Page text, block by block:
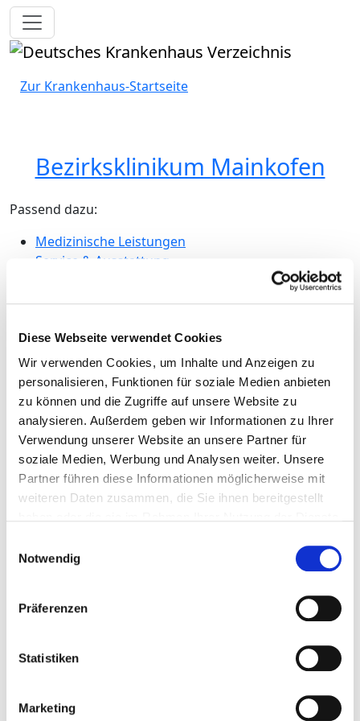
Diese Webseite verwendet Cookies
Wir verwenden Cookies, um Inhalte und Anzeigen zu
personalisieren, Funktionen für soziale Medien anbieten
zu können und die Zugriffe auf unsere Website zu
analysieren. Außerdem geben wir Informationen zu Ihrer
Verwendung unserer Website an unsere Partner für
soziale Medien, Werbung und Analysen weiter. Unsere
Partner führen diese Informationen möglicherweise mit
weiteren Daten zusammen, die Sie ihnen bereitgestellt
Notwendig
Präferenzen
Statistiken
Marketing
Toggle navigation
Zur Krankenhaus-Startseite
Bezirksklinikum Mainkofen
Passend dazu:
Medizinische Leistungen
Service & Ausstattung
Behandlungen / Therapien
Akupunktur
Atemgymnastik /-therapie
Basale Stimulation
Sporttherapie / Bewegungstherapie
Bobath-Therapie (für Erwachsene und/oder
Kinder)
Spezielles Leistungsangebot für Diabetiker und
Kinästhetik
Kreativtherapie / Kunsttherapie / Theatertherapie /
Massage
Physikalische Therapie / Bädertherapie